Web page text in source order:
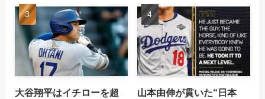
大谷翔平はイチローを超
山本由伸が貫いた“日本